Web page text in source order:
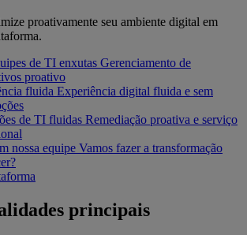
proativamente seu ambiente digital em
de TI enxutas Gerenciamento de
proativo
fluida Experiência digital fluida e sem
de TI fluidas Remediação proativa e serviço
nossa equipe Vamos fazer a transformação
principais